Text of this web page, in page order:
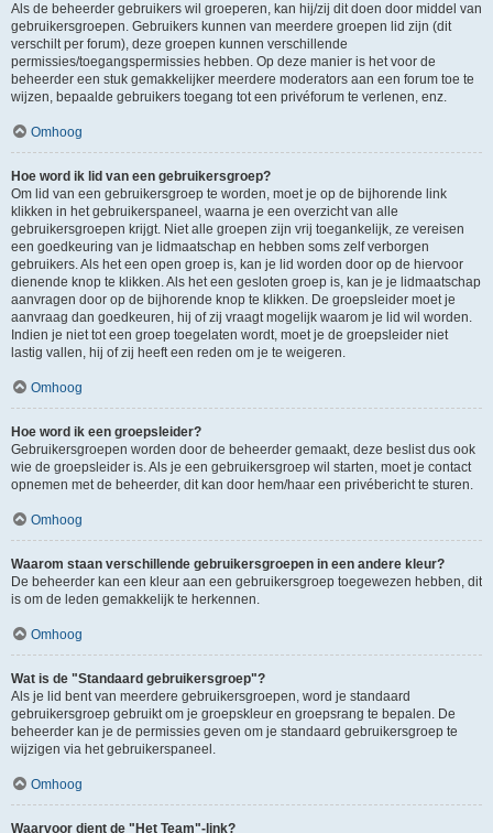
Als de beheerder gebruikers wil groeperen, kan hij/zij dit doen door middel van
gebruikersgroepen. Gebruikers kunnen van meerdere groepen lid zijn (dit
verschilt per forum), deze groepen kunnen verschillende
permissies/toegangspermissies hebben. Op deze manier is het voor de
beheerder een stuk gemakkelijker meerdere moderators aan een forum toe te
wijzen, bepaalde gebruikers toegang tot een privéforum te verlenen, enz.
Omhoog
Hoe word ik lid van een gebruikersgroep?
Om lid van een gebruikersgroep te worden, moet je op de bijhorende link
klikken in het gebruikerspaneel, waarna je een overzicht van alle
gebruikersgroepen krijgt. Niet alle groepen zijn vrij toegankelijk, ze vereisen
een goedkeuring van je lidmaatschap en hebben soms zelf verborgen
gebruikers. Als het een open groep is, kan je lid worden door op de hiervoor
dienende knop te klikken. Als het een gesloten groep is, kan je je lidmaatschap
aanvragen door op de bijhorende knop te klikken. De groepsleider moet je
aanvraag dan goedkeuren, hij of zij vraagt mogelijk waarom je lid wil worden.
Indien je niet tot een groep toegelaten wordt, moet je de groepsleider niet
lastig vallen, hij of zij heeft een reden om je te weigeren.
Omhoog
Hoe word ik een groepsleider?
Gebruikersgroepen worden door de beheerder gemaakt, deze beslist dus ook
wie de groepsleider is. Als je een gebruikersgroep wil starten, moet je contact
opnemen met de beheerder, dit kan door hem/haar een privébericht te sturen.
Omhoog
Waarom staan verschillende gebruikersgroepen in een andere kleur?
De beheerder kan een kleur aan een gebruikersgroep toegewezen hebben, dit
is om de leden gemakkelijk te herkennen.
Omhoog
Wat is de "Standaard gebruikersgroep"?
Als je lid bent van meerdere gebruikersgroepen, word je standaard
gebruikersgroep gebruikt om je groepskleur en groepsrang te bepalen. De
beheerder kan je de permissies geven om je standaard gebruikersgroep te
wijzigen via het gebruikerspaneel.
Omhoog
Waarvoor dient de "Het Team"-link?